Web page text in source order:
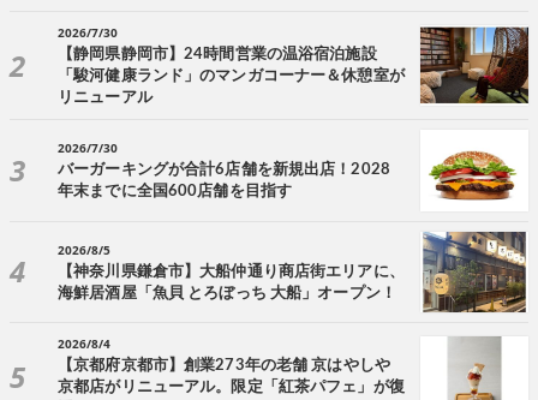
2026/7/30
【静岡県静岡市】24時間営業の温浴宿泊施設
「駿河健康ランド」のマンガコーナー＆休憩室が
リニューアル
2026/7/30
バーガーキングが合計6店舗を新規出店！2028
年末までに全国600店舗を目指す
2026/8/5
【神奈川県鎌倉市】大船仲通り商店街エリアに、
海鮮居酒屋「魚貝 とろぼっち 大船」オープン！
2026/8/4
【京都府京都市】創業273年の老舗 京はやしや
京都店がリニューアル。限定「紅茶パフェ」が復